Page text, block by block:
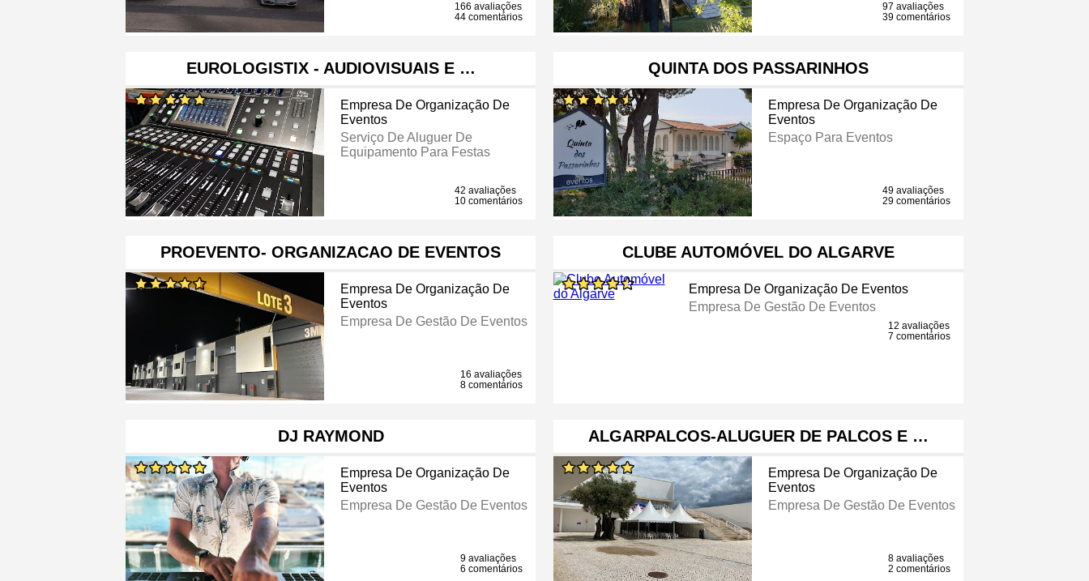
166 avaliações
44 comentários
97 avaliações
39 comentários
EUROLOGISTIX - AUDIOVISUAIS E …
Empresa De Organização De
Eventos
Serviço De Aluguer De
Equipamento Para Festas
42 avaliações
10 comentários
QUINTA DOS PASSARINHOS
Empresa De Organização De
Eventos
Espaço Para Eventos
49 avaliações
29 comentários
PROEVENTO- ORGANIZACAO DE EVENTOS
Empresa De Organização De
Eventos
Empresa De Gestão De Eventos
16 avaliações
8 comentários
CLUBE AUTOMÓVEL DO ALGARVE
Empresa De Organização De Eventos
Empresa De Gestão De Eventos
12 avaliações
7 comentários
DJ RAYMOND
Empresa De Organização De
Eventos
Empresa De Gestão De Eventos
9 avaliações
6 comentários
ALGARPALCOS-ALUGUER DE PALCOS E …
Empresa De Organização De
Eventos
Empresa De Gestão De Eventos
8 avaliações
2 comentários